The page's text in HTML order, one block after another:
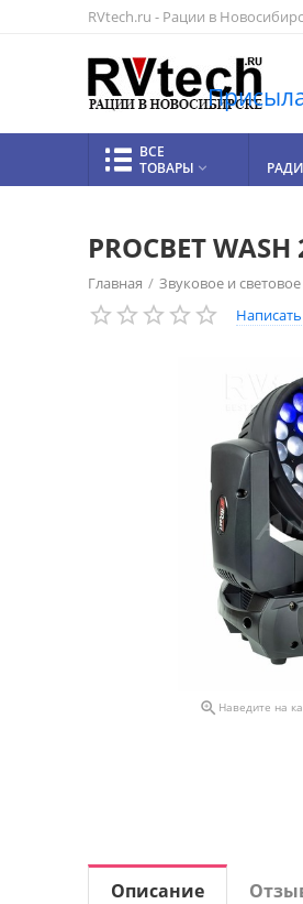
RVtech.ru - Рации в
ВСЕ
ТОВАРЫ 
PROCBET
Главная / Звуковое и
 Наведите на
Описание